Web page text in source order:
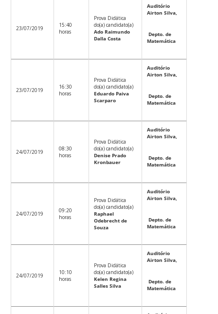
23/07/2019
15:40
horas
Prova Didática
do(a) candidato(a)
Ado Raimundo
Dalla Costa
Auditório
Airton Silva,
Depto. de
Matemática
23/07/2019
16:30
horas
Prova Didática
do(a) candidato(a)
Eduardo Paiva
Scarparo
Auditório
Airton Silva,
Depto. de
Matemática
24/07/2019
08:30
horas
Prova Didática
do(a) candidato(a)
Denise Prado
Kronbauer
Auditório
Airton Silva,
Depto. de
Matemática
24/07/2019
09:20
horas
Prova Didática
do(a) candidato(a)
Raphael
Odebrecht de
Souza
Auditório
Airton Silva,
Depto. de
Matemática
24/07/2019
10:10
horas
Prova Didática
do(a) candidato(a)
Kelen Regina
Salles Silva
Auditório
Airton Silva,
Depto. de
Matemática